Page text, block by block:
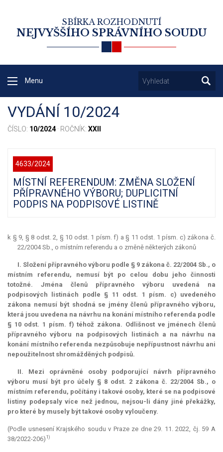
SBÍRKA ROZHODNUTÍ
NEJVYŠŠÍHO SPRÁVNÍHO SOUDU
Menu
VYDÁNÍ 10/2024
ČÍSLO: 10/2024· ROČNÍK: XXII
4633/2024
MÍSTNÍ REFERENDUM: ZMĚNA SLOŽENÍ
PŘÍPRAVNÉHO VÝBORU; DUPLICITNÍ
PODPIS NA PODPISOVÉ LISTINĚ
k § 9, § 8 odst. 2, § 10 odst. 1 písm. f) a § 11 odst. 1 písm. c) zákona č.
22/2004 Sb., o místním referendu a o změně některých zákonů
I. Složení přípravného výboru podle § 9 zákona č. 22/2004 Sb., o
místním referendu, nemusí být po celou dobu jeho činnosti
totožné. Jména členů přípravného výboru uvedená na
podpisových listinách podle § 11 odst. 1 písm. c) uvedeného
zákona nemusí být shodná se jmény členů přípravného výboru,
která jsou uvedena na návrhu na konání místního referenda podle
§ 10 odst. 1 písm. f) téhož zákona. Odlišnost ve jménech členů
přípravného výboru na podpisových listinách a na návrhu na
konání místního referenda nezpůsobuje nepřípustnost návrhu ani
nepoužitelnost shromážděných podpisů.
II. Mezi oprávněné osoby podporující návrh přípravného
výboru musí být pro účely § 8 odst. 2 zákona č. 22/2004 Sb., o
místním referendu, počítány i takové osoby, které se na podpisové
listiny podepsaly více než jednou, nejsou-li dány jiné překážky,
pro které by musely být takové osoby vyloučeny.
(Podle usnesení Krajského soudu v Praze ze dne 29. 11. 2022, čj. 59 A
38/2022-206)1)